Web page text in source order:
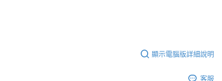
顯示電腦版詳細說明
客服